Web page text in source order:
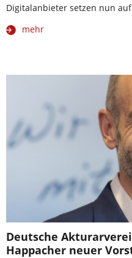
Digitalanbieter setzen nun
mehr
Deutsche
Happacher neuer